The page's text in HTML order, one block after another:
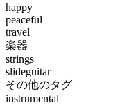
happy
peaceful
travel
楽器
strings
slideguitar
その他のタグ
instrumental